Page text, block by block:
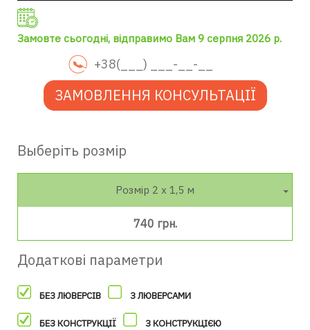
Замовте сьогодні, відправимо Вам 9 серпня 2026 р.
ЗАМОВЛЕННЯ КОНСУЛЬТАЦІЇ
Выберіть розмір
Розмір 2 х 1,5 м
740 грн.
Додаткові параметри
БЕЗ ЛЮВЕРСІВ З ЛЮВЕРСАМИ
БЕЗ КОНСТРУКЦІЇ З КОНСТРУКЦІЄЮ